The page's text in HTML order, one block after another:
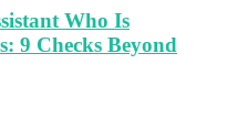
Who Is
9 Checks Beyond